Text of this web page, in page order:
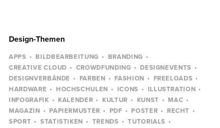
Design-Themen
APPS BILDBEARBEITUNG
BRANDING
CREATIVE CLOUD
CROWDFUNDING
DESIGNEVENTS
DESIGNVERBÄNDE
FARBEN FASHION
FREELOADS
HARDWARE
HOCHSCHULEN ICONS
ILLUSTRATION
INFOGRAFIK
KALENDER KULTUR KUNST
MAC
MAGAZIN
PAPIERMUSTER PDF POSTER
RECHT
SPORT
STATISTIKEN TRENDS
TUTORIALS